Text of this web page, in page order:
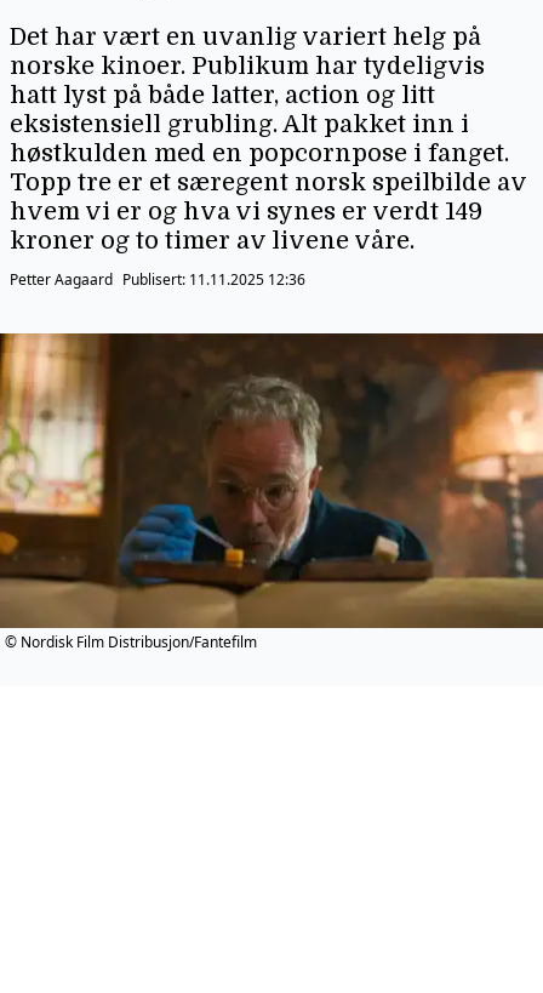
Det har vært en uvanlig variert helg på
norske kinoer. Publikum har tydeligvis
hatt lyst på både latter, action og litt
eksistensiell grubling. Alt pakket inn i
høstkulden med en popcornpose i fanget.
Topp tre er et særegent norsk speilbilde av
hvem vi er og hva vi synes er verdt 149
kroner og to timer av livene våre.
Petter Aagaard Publisert: 11.11.2025 12:36
© Nordisk Film Distribusjon/Fantefilm